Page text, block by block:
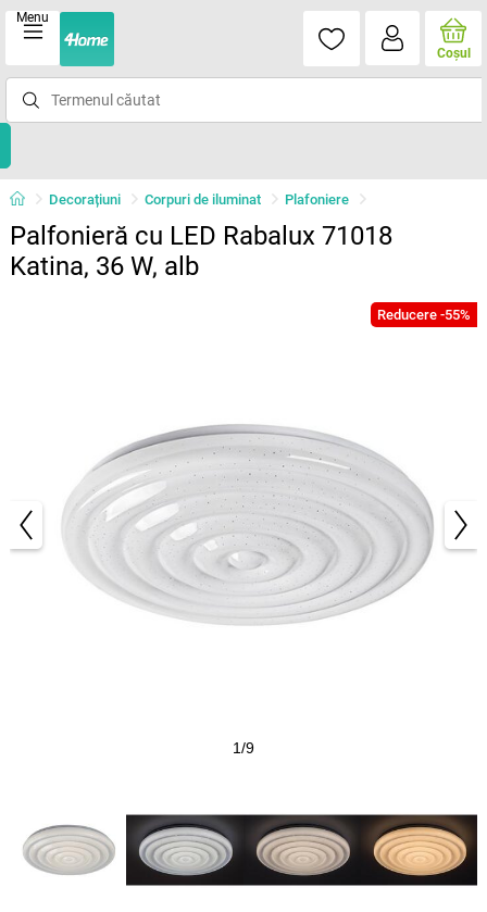
Menu
Coşul
Decorațiuni Corpuri de iluminat Plafoniere
Palfonieră cu LED Rabalux 71018
Katina, 36 W, alb
Reducere -55%
1/9